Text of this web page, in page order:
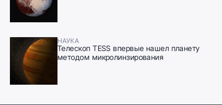
НАУКА
Телескоп TESS впервые нашел планету
методом микролинзирования